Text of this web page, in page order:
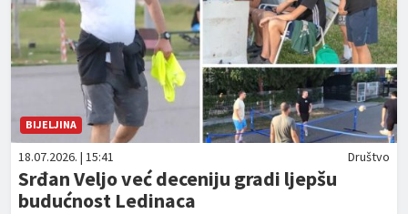
BIJELJINA
18.07.2026. | 15:41 Društvo
Srđan Veljo već deceniju gradi ljepšu
budućnost Ledinaca